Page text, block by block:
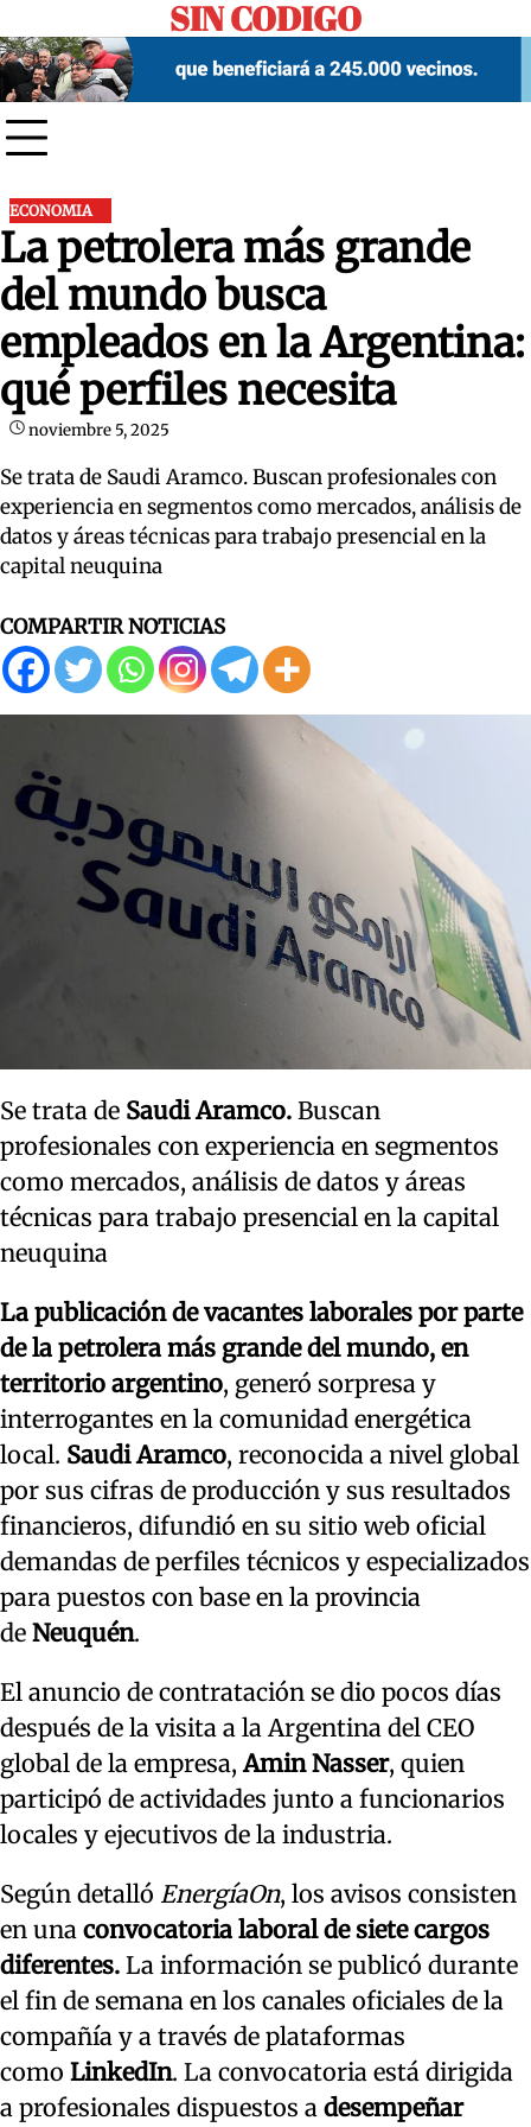
to
content
SIN CODIGO
ECONOMIA
La petrolera más grande
del mundo busca
empleados en la Argentina:
qué perfiles necesita
noviembre 5, 2025
Se trata de Saudi Aramco. Buscan profesionales con
experiencia en segmentos como mercados, análisis de
datos y áreas técnicas para trabajo presencial en la
capital neuquina
COMPARTIR NOTICIAS
Se trata de Saudi Aramco. Buscan
profesionales con experiencia en segmentos
como mercados, análisis de datos y áreas
técnicas para trabajo presencial en la capital
neuquina
La publicación de vacantes laborales por parte
de la petrolera más grande del mundo, en
territorio argentino, generó sorpresa y
interrogantes en la comunidad energética
local. Saudi Aramco, reconocida a nivel global
por sus cifras de producción y sus resultados
financieros, difundió en su sitio web oficial
demandas de perfiles técnicos y especializados
para puestos con base en la provincia
de Neuquén.
El anuncio de contratación se dio pocos días
después de la visita a la Argentina del CEO
global de la empresa,Amin Nasser, quien
participó de actividades junto a funcionarios
locales y ejecutivos de la industria.
Según detalló EnergíaOn, los avisos consisten
en una convocatoria laboral de siete cargos
diferentes. La información se publicó durante
el fin de semana en los canales oficiales de la
compañía y a través de plataformas
como LinkedIn. La convocatoria está dirigida
a profesionales dispuestos a desempeñar